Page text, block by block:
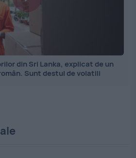
din Sri Lanka, explicat de un
Sunt destul de volatili